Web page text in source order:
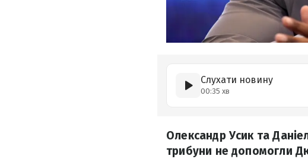
Слухати новину
00:35 хв
Олександр Усик та
трибуни не допомогли